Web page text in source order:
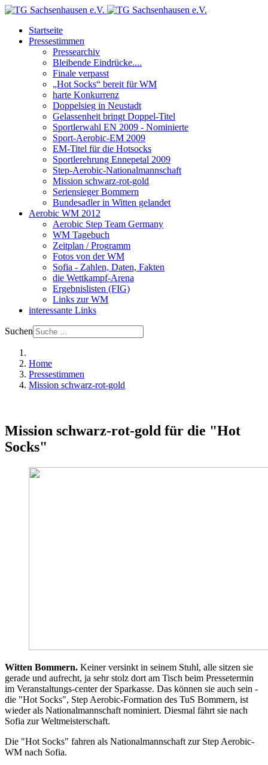
Startseite
Pressestimmen
Pressearchiv
Bleibende Eindrücke....
Finale verpasst
„Hot Socks“ bereit für WM
harte Konkurrenz
Doppelsieg in Neustadt
Gelassenheit bringt Doppel-Titel
Sportlerwahl EN 2009 - Nominierte
Sport-Aerobic-EM 2009
EM-Titel für die Hotsocks
Sportlerehrung Ennepetal 2009
Step-Aerobic-Nationalmannschaft
Mission schwarz-rot-gold
Seriensieger Bommern
Bundesadler in Witten gelandet
Aerobic WM 2012
Aerobic Step Team Germany
WM Tagebuch
Zeitplan / Programm
Fotos von der WM
Sofia - Zahlen, Daten, Fakten
die Wettkampf-Arena
Ergebnislisten (FIG)
Links zur WM
interessante Links
Suchen
Home
Pressestimmen
Mission schwarz-rot-gold
Mission schwarz-rot-gold für die "Hot
Socks"
Witten Bommern. Keiner versinkt in seinem Stuhl, alle sitzen sie
gerade und aufrecht, ja sehr stolz dort am Tisch beim Pressetermin
im Veranstaltungs-center der Sparkasse. Das können sie auch sein -
die "Hot Socks", Step Aerobic-Formation des TuS Bommern, ist
wieder als Nationalmannschaft nominiert. Diesmal fährt sie nach
Sofia zur Weltmeisterschaft.
Die "Hot Socks" fahren als Nationalmannschaft zur Step Aerobic-
WM nach Sofia.